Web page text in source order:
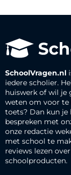
SchoolVragen.nl
iedere scholier.
huiswerk of wil je
weten om voor te
toets? Dan kun je
bespreken met
onze redactie
met school te
reviews lezen
schoolproducten.